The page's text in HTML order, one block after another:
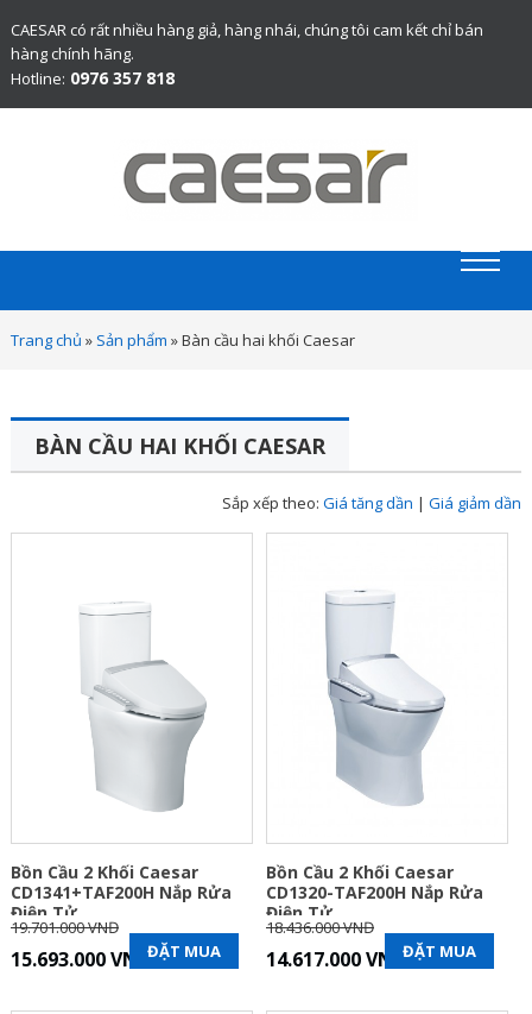
CAESAR có rất nhiều hàng giả, hàng nhái, chúng tôi cam kết chỉ bán
hàng chính hãng.
Hotline: 0976 357 818
Trang chủ » Sản phẩm »Bàn cầu hai khối Caesar
BÀN CẦU HAI KHỐI CAESAR
Sắp xếp theo:Giá tăng dần |Giá giảm dần
Bồn Cầu 2 Khối Caesar
CD1341+TAF200H Nắp Rửa
Điện Tử
19.701.000 VNĐ
15.693.000 VNĐĐẶT MUA
Bồn Cầu 2 Khối Caesar
CD1320-TAF200H Nắp Rửa
Điện Tử
18.436.000 VNĐ
14.617.000 VNĐĐẶT MUA